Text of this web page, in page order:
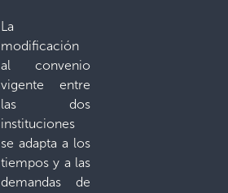
La
modificación
al convenio
vigente entre
las dos
instituciones
se adapta a los
tiempos y a las
demandas de